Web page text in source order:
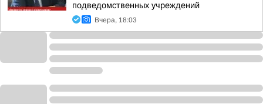
подведомственных учреждений
Вчера, 18:03